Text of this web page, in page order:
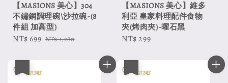
【MASIONS 美心】304
不鏽鋼調理碗\沙拉碗-(8
件組 加高型)
Sale
NT$ 699 Regular
NT$ 1,280
【MASIONS 美心】維多
利亞 皇家料理配件食物
夾(烤肉夾)-曜石黑
Regular
NT$ 299